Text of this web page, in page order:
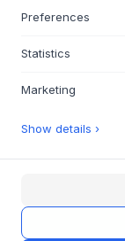
przezroczystym
wprowadza do
na stoliku
harmonijne
Ripe od
grać na
Preferences
Statistics
Marketing
Show details ›